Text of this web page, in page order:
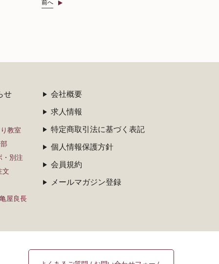
前へ
せ
教室
・別注
文
屋良長
会社概要
求人情報
特定商取引法に基づく表記
個人情報保護方針
会員規約
メールマガジン登録